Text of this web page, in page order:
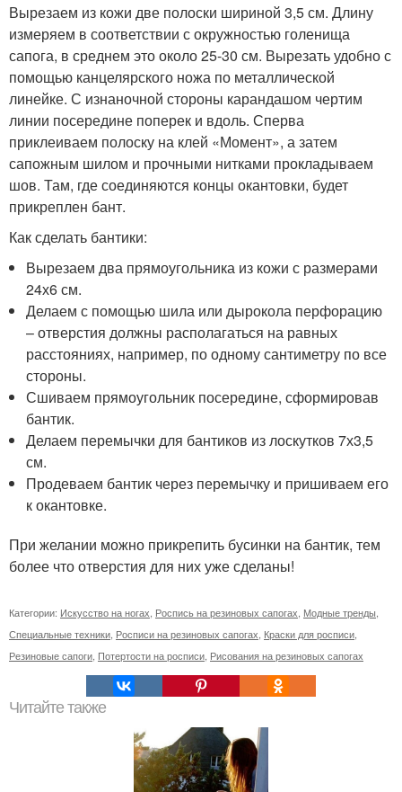
Вырезаем из кожи две полоски шириной 3,5 см. Длину
измеряем в соответствии с окружностью голенища
сапога, в среднем это около 25-30 см. Вырезать удобно с
помощью канцелярского ножа по металлической
линейке. С изнаночной стороны карандашом чертим
линии посередине поперек и вдоль. Сперва
приклеиваем полоску на клей «Момент», а затем
сапожным шилом и прочными нитками прокладываем
шов. Там, где соединяются концы окантовки, будет
прикреплен бант.
Как сделать бантики:
Вырезаем два прямоугольника из кожи с размерами
24х6 см.
Делаем с помощью шила или дырокола перфорацию
– отверстия должны располагаться на равных
расстояниях, например, по одному сантиметру по все
стороны.
Сшиваем прямоугольник посередине, сформировав
бантик.
Делаем перемычки для бантиков из лоскутков 7х3,5
см.
Продеваем бантик через перемычку и пришиваем его
к окантовке.
При желании можно прикрепить бусинки на бантик, тем
более что отверстия для них уже сделаны!
Категории: Искусство на ногах Роспись на резиновых сапогах Модные тренды
Специальные техники Росписи на резиновых сапогах Краски для росписи
Резиновые сапоги Потертости на росписи Рисования на резиновых сапогах
Читайте также